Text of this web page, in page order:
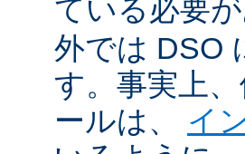
ている必要
外では DSO
す。事実上
ールは、 イ